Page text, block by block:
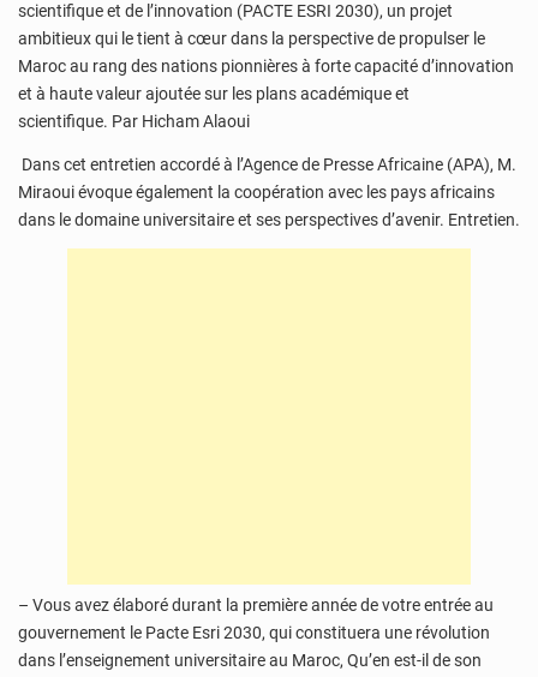
scientifique et de l’innovation (PACTE ESRI 2030), un projet
ambitieux qui le tient à cœur dans la perspective de propulser le
Maroc au rang des nations pionnières à forte capacité d’innovation
et à haute valeur ajoutée sur les plans académique et
scientifique. Par Hicham Alaoui
Dans cet entretien accordé à l’Agence de Presse Africaine (APA), M.
Miraoui évoque également la coopération avec les pays africains
dans le domaine universitaire et ses perspectives d’avenir. Entretien.
– Vous avez élaboré durant la première année de votre entrée au
gouvernement le Pacte Esri 2030, qui constituera une révolution
dans l’enseignement universitaire au Maroc, Qu’en est-il de son